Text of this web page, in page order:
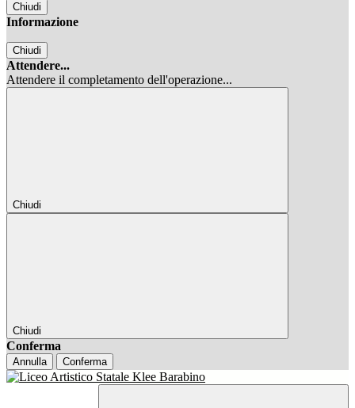
Chiudi
Informazione
Chiudi
Attendere...
Attendere il completamento dell'operazione...
Chiudi
Chiudi
Conferma
Annulla Conferma